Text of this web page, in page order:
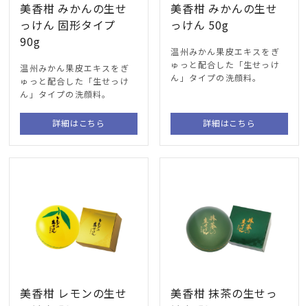
美香柑 みかんの生せ
っけん 固形タイプ
90g
温州みかん果皮エキスをぎ
ゅっと配合した「生せっけ
ん」タイプの洗顔料。
詳細はこちら
美香柑 みかんの生せ
っけん 50g
温州みかん果皮エキスをぎ
ゅっと配合した「生せっけ
ん」タイプの洗顔料。
詳細はこちら
美香柑 レモンの生せ
美香柑 抹茶の生せっ